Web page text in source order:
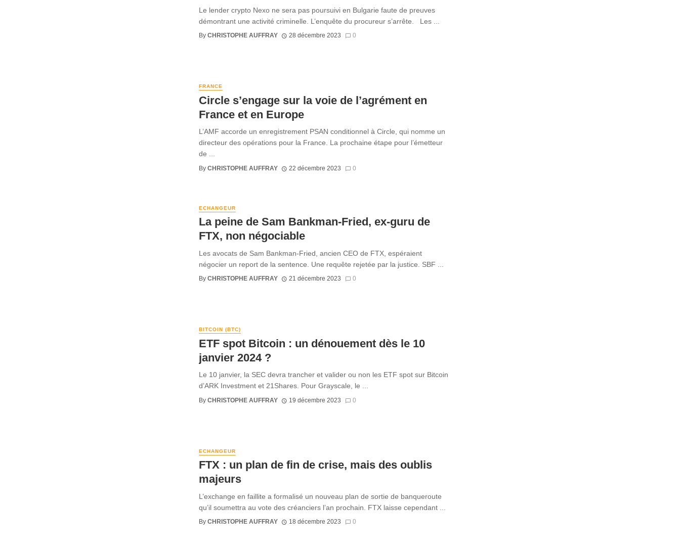
Le lender crypto Nexo ne sera pas poursuivi en Bulgarie faute de preuves
démontrant une activité criminelle. L’enquête du procureur s’arrête. Les ...
By CHRISTOPHE AUFFRAY 28 décembre 2023 0
FRANCE
Circle s’engage sur la voie de l’agrément en
France et en Europe
L’AMF accorde un enregistrement PSAN conditionnel à Circle, qui nomme un
directeur des opérations pour la France. La prochaine étape pour l’émetteur
de ...
By CHRISTOPHE AUFFRAY 22 décembre 2023 0
ECHANGEUR
La peine de Sam Bankman-Fried, ex-guru de
FTX, non négociable
Les avocats de Sam Bankman-Fried, ancien CEO de FTX, espéraient
négocier un report de la sentence. Une requête rejetée par la justice. SBF ...
By CHRISTOPHE AUFFRAY 21 décembre 2023 0
BITCOIN (BTC)
ETF spot Bitcoin : un dénouement dès le 10
janvier 2024 ?
Le 10 janvier, la SEC devra trancher et valider ou non les ETF spot sur Bitcoin
d’ARK Investment et 21Shares. Pour Grayscale, le ...
By CHRISTOPHE AUFFRAY 19 décembre 2023 0
ECHANGEUR
FTX : un plan de fin de crise, mais des oublis
majeurs
L’exchange en faillite a formalisé un nouveau plan de sortie de banqueroute
qu’il soumettra au vote des créanciers l’an prochain. FTX laisse cependant ...
By CHRISTOPHE AUFFRAY 18 décembre 2023 0